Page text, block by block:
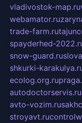
vladivostok-map.ru
webamator.ru
trade-farm.ru
spayderhed-
snow-guard.ru
shkurki-
ecolog.org.ru
autodoctorservis.ru
avto-vozim.ru
stroyavt.ru